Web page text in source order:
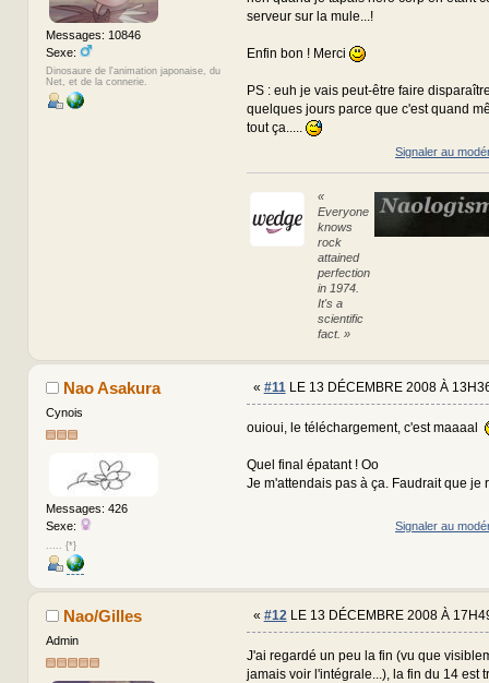
Messages: 10846
Sexe:
Dinosaure de l'animation japonaise, du
Net, et de la connerie.
serveur sur la mule...!
Enfin bon ! Merci
PS : euh je vais peut-être faire
quelques jours parce que c'est quand
tout ça.....
Signaler au
«
Everyone
knows
rock
attained
perfection
in 1974.
It's a
scientific
fact. »
Nao Asakura
Cynois
Messages: 426
Sexe:
..... {*}
« #11 LE 13 DÉCEMBRE 2008 À
ouioui, le téléchargement, c'est maaaal
Quel final épatant ! Oo
Je m'attendais pas à ça. Faudrait que je
Signaler au
Nao/Gilles
Admin
« #12LE 13 DÉCEMBRE 2008 À
J'ai regardé un peu la fin (vu que
jamais voir l'intégrale...), la fin du 14 est